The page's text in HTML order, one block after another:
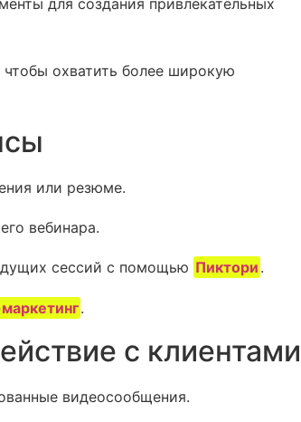
охватить более широкую
или резюме.
вебинара.
сессий с помощью Пиктори .
.
с клиентами
видеосообщения.